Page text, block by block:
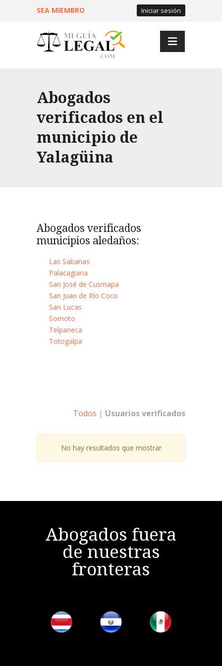
SEA MIEMBRO Iniciar sesión
Abogados
verificados en el
municipio de
Yalagüina
Abogados verificados
municipios aledaños:
Las Sabanas
Palacagüina
San José de Cusmapa
San Juan de Río Coco
San Lucas
Somoto
Telpaneca
Totogalpa
Todos | Usuarios verificados
No hay resultados que mostrar
Abogados fuera
de nuestras
fronteras